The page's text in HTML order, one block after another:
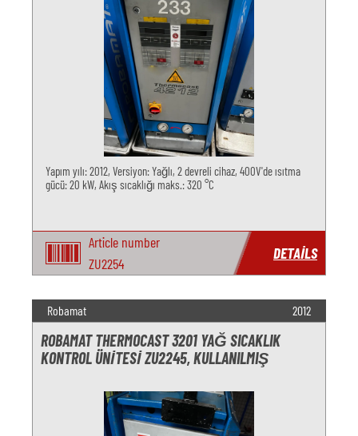
Yapım yılı: 2012, Versiyon: Yağlı, 2 devreli cihaz, 400V'de ısıtma
gücü: 20 kW, Akış sıcaklığı maks.: 320 °C
Article number
ZU2254
DETAILS
Robamat 2012
ROBAMAT THERMOCAST 3201 YAĞ SICAKLIK
KONTROL ÜNITESI ZU2245, KULLANILMIŞ